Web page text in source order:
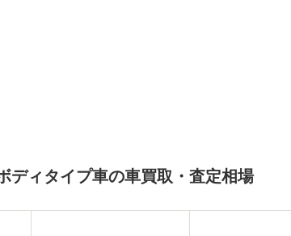
ディタイプ車の車買取・査定相場